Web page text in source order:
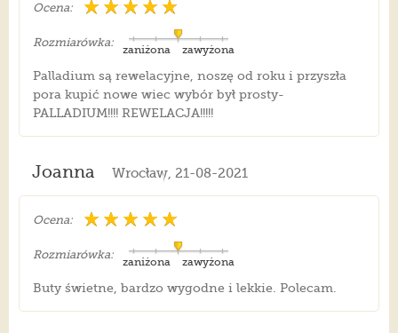
Ocena:
Rozmiarówka:
zawyżona
zaniżona
Palladium są rewelacyjne, noszę od roku i przyszła
pora kupić nowe wiec wybór był prosty-
PALLADIUM!!!! REWELACJA!!!!!
Joanna Wrocław, 21-08-2021
Ocena:
Rozmiarówka:
zawyżona
zaniżona
Buty świetne, bardzo wygodne i lekkie. Polecam.